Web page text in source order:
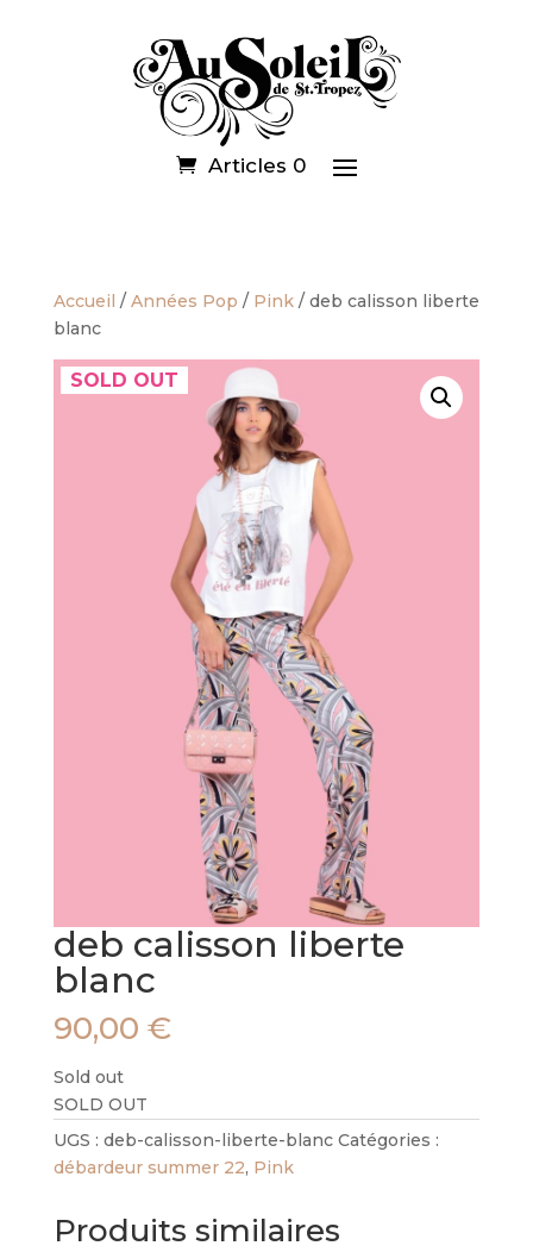
Articles 0
Accueil / Années Pop / Pink/ deb calisson liberte
blanc
SOLD OUT
deb calisson liberte
blanc
90,00 €
Sold out
SOLD OUT
UGS : deb-calisson-liberte-blanc Catégories :
débardeur summer 22, Pink
Produits similaires